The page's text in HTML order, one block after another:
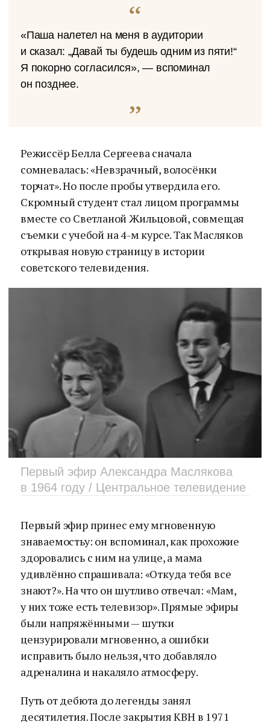
«Паша налетел на меня в аудитории
и сказал: „Давай ты будешь одним из пяти!“
Я покорно согласился», — вспоминал
он позднее.
Режиссёр Белла Сергеева сначала
сомневалась: «Невзрачный, волосёнки
торчат». Но после пробы утвердила его.
Скромный студент стал лицом программы
вместе со Светланой Жильцовой, совмещая
съемки с учебой на 4-м курсе. Так Масляков
открывая новую страницу в истории
советского телевидения.
Первый эфир Александра Маслякова
в 1964 году / Центральное телевидение
Первый эфир принес ему мгновенную
знаваемостьу: он вспоминал, как прохожие
здоровались с ним на улице, а мама
удивлённо спрашивала: «Откуда тебя все
знают?». На что он шутливо отвечал: «Мам,
у них тоже есть телевизор». Прямые эфиры
были напряжёнными — шутки
цензурировали мгновенно, а ошибки
исправить было нельзя, что добавляло
адреналина и накаляло атмосферу.
Путь от дебюта до легенды занял
десятилетия. После закрытия КВН в 1971